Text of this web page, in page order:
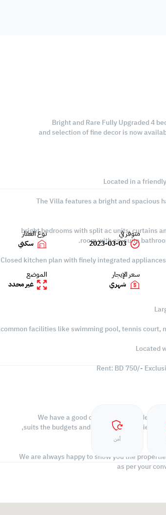
Bright and Rare Fully Upgraded 4
and selection of fine decor is now
Located in a
The Villa features a bright and spacious
room with en-suite
Closed kitchen plan with finely integrated
common facilities like swimming pool, tennis court,
Located
We have a good collection of
suits the budgets and interest of our clients
We are always happy to show you the
as per your
متوفر في
2023-03-03
نوع العقار
سكني
سعر الإيجار
شهري
الموضع
غير محدد
أمن